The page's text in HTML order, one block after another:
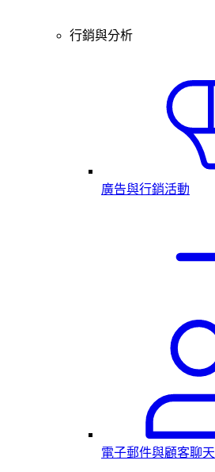
行銷與分析
廣告與行銷活動
電子郵件與顧客聊天